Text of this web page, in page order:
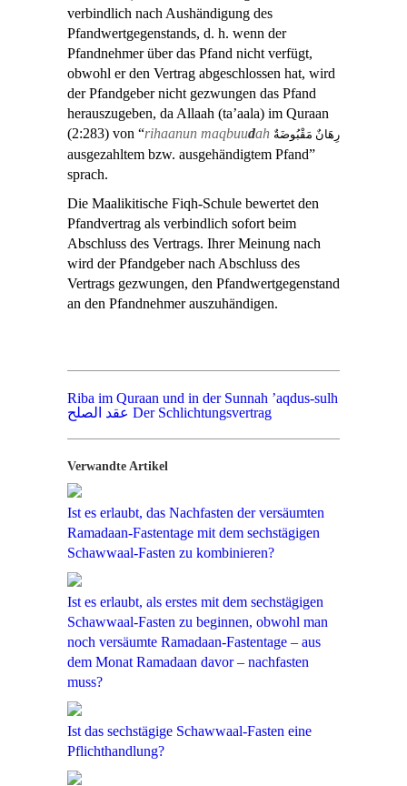
verbindlich nach Aushändigung des
Pfandwertgegenstands, d. h. wenn der
Pfandnehmer über das Pfand nicht verfügt,
obwohl er den Vertrag abgeschlossen hat, wird
der Pfandgeber nicht gezwungen das Pfand
herauszugeben, da Allaah (ta’aala) im Quraan
(2:283) von “rihaanun maqbuudah رِهَانٌ مَقْبُوضَةٌ
ausgezahltem bzw. ausgehändigtem Pfand”
sprach.
Die Maalikitische Fiqh-Schule bewertet den
Pfandvertrag als verbindlich sofort beim
Abschluss des Vertrags. Ihrer Meinung nach
wird der Pfandgeber nach Abschluss des
Vertrags gezwungen, den Pfandwertgegenstand
an den Pfandnehmer auszuhändigen.
Riba im Quraan und in der Sunnah ’aqdus-sulh
عقد الصلح Der Schlichtungsvertrag
Verwandte Artikel
Ist es erlaubt, das Nachfasten der versäumten
Ramadaan-Fastentage mit dem sechstägigen
Schawwaal-Fasten zu kombinieren?
Ist es erlaubt, als erstes mit dem sechstägigen
Schawwaal-Fasten zu beginnen, obwohl man
noch versäumte Ramadaan-Fastentage – aus
dem Monat Ramadaan davor – nachfasten
muss?
Ist das sechstägige Schawwaal-Fasten eine
Pflichthandlung?